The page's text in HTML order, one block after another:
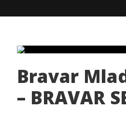
Bravar
– BRAVAR